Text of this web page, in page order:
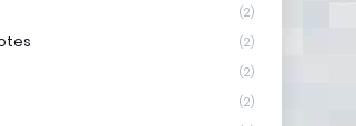
(2)
(2)
(2)
(2)